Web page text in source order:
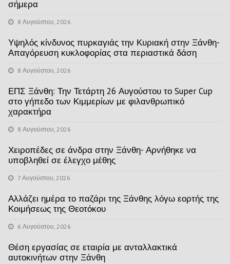
σήμερα
8 Αυγούστου, 2026
Υψηλός κίνδυνος πυρκαγιάς την Κυριακή στην Ξάνθη-
Απαγόρευση κυκλοφορίας στα περιαστικά δάση
8 Αυγούστου, 2026
ΕΠΣ Ξάνθη: Την Τετάρτη 26 Αυγούστου το Super Cup
στο γήπεδο των Κιμμερίων με φιλανθρωπικό
χαρακτήρα
8 Αυγούστου, 2026
Χειροπέδες σε άνδρα στην Ξάνθη- Αρνήθηκε να
υποβληθεί σε έλεγχο μέθης
7 Αυγούστου, 2026
Αλλάζει ημέρα το παζάρι της Ξάνθης λόγω εορτής της
Κοιμήσεως της Θεοτόκου
6 Αυγούστου, 2026
Θέση εργασίας σε εταιρία με ανταλλακτικά
αυτοκινήτων στην Ξάνθη